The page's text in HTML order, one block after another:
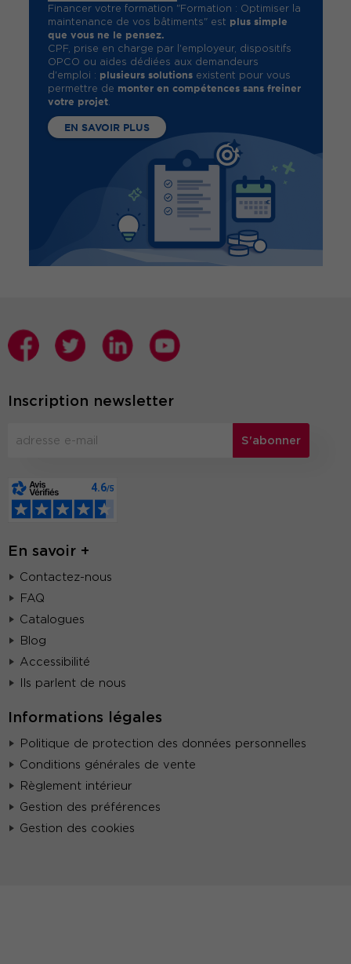
Financer votre formation "Formation : Optimiser la
maintenance de vos bâtiments" est plus simple
que vous ne le pensez.
CPF, prise en charge par l'employeur, dispositifs
OPCO ou aides dédiées aux demandeurs
d'emploi : plusieurs solutionsexistent pour vous
permettre de monter en compétences sans freiner
votre projet.
EN SAVOIR PLUS
Inscription newsletter
S'abonner
En savoir +
Contactez-nous
FAQ
Catalogues
Blog
Accessibilité
Ils parlent de nous
Informations légales
Politique de protection des données personnelles
Conditions générales de vente
Règlement intérieur
Gestion des préférences
Gestion des cookies